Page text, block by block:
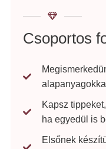
Csoportos
Kapsz
ha egyedül is
Elsőnek